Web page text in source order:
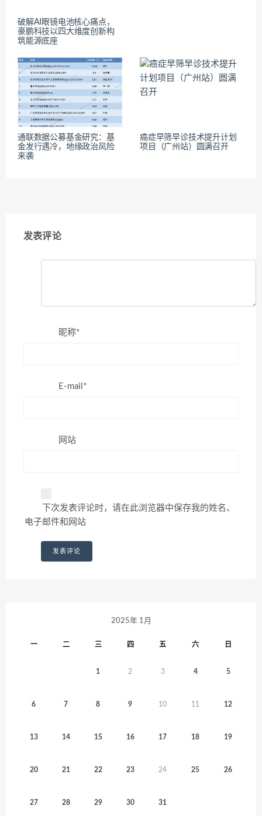
破解AI眼镜电池核心痛点，
豪鹏科技以四大维度创新构
筑能源底座
通联数据公募基金研究：基
金发行遇冷，地缘政治风险
来袭
癌症早筛早诊技术提升计划
项目（广州站）圆满召开
发表评论
昵称*
E-mail*
网站
下次发表评论时，请在此浏览器中保存我的姓名、
电子邮件和网站
2025年 1月
一 二 三 四 五 六 日
1 2 3 4 5
6 7 8 9 10 11 12
13 14 15 16 17 18 19
20 21 22 23 24 25 26
27 28 29 30 31